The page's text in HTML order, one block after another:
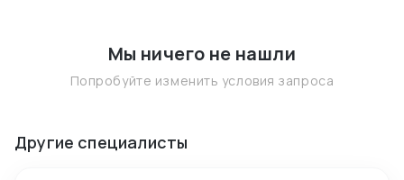
Мы ничего не нашли
Попробуйте изменить условия запроса
Другие специалисты